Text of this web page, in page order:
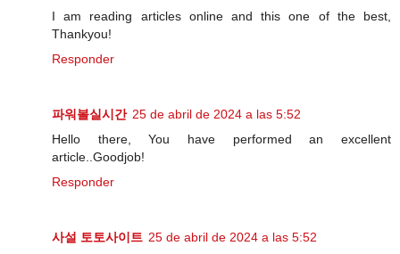
I am reading articles online and this one of the best,
Thankyou!
Responder
파워볼실시간 25 de abril de 2024 a las 5:52
Hello there, You have performed an excellent
article..Goodjob!
Responder
사설 토토사이트 25 de abril de 2024 a las 5:52